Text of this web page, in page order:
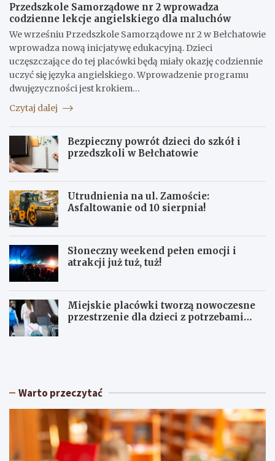
Przedszkole Samorządowe nr 2 wprowadza
codzienne lekcje angielskiego dla maluchów
We wrześniu Przedszkole Samorządowe nr 2 w Bełchatowie
wprowadza nową inicjatywę edukacyjną. Dzieci
uczęszczające do tej placówki będą miały okazję codziennie
uczyć się języka angielskiego. Wprowadzenie programu
dwujęzyczności jest krokiem…
Czytaj dalej
Bezpieczny powrót dzieci do szkół i
przedszkoli w Bełchatowie
Utrudnienia na ul. Zamoście:
Asfaltowanie od 10 sierpnia!
Słoneczny weekend pełen emocji i
atrakcji już tuż, tuż!
Miejskie placówki tworzą nowoczesne
przestrzenie dla dzieci z potrzebami
S
c
e
U
w
k
Warto przeczytać